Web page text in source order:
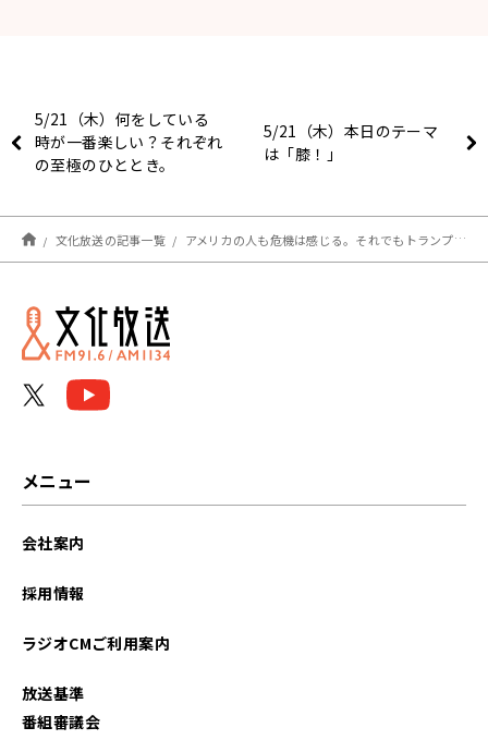
5/21（木）何をしている
時が一番楽しい？それぞれ
の至極のひととき。
5/21（木）本日のテーマ
は「膝！」
文化放送の記事一覧 アメリカの人も危機は感じる。それでもトランプ大統領が支持される理由
メニュー
会社案内
採用情報
ラジオCMご利用案内
放送基準
番組審議会